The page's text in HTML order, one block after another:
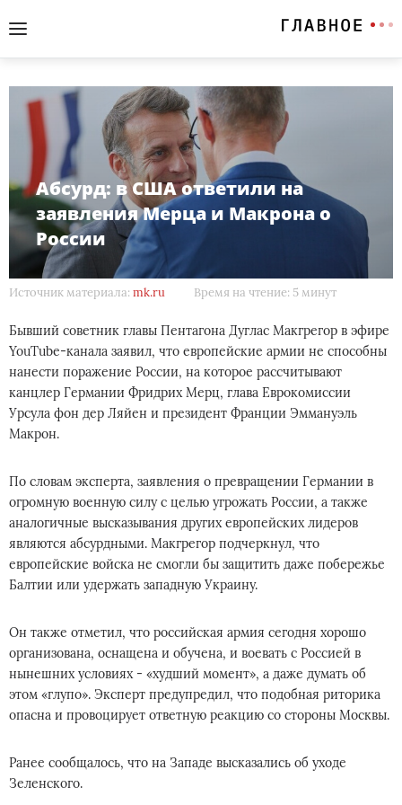
Абсурд: в США ответили на
заявления Мерца и Макрона о
России
Источник материала: mk.ru Время на чтение: 5 минут
Бывший советник главы Пентагона Дуглас Макгрегор в эфире
YouTube-канала заявил, что европейские армии не способны
нанести поражение России, на которое рассчитывают
канцлер Германии Фридрих Мерц, глава Еврокомиссии
Урсула фон дер Ляйен и президент Франции Эммануэль
Макрон.
По словам эксперта, заявления о превращении Германии в
огромную военную силу с целью угрожать России, а также
аналогичные высказывания других европейских лидеров
являются абсурдными. Макгрегор подчеркнул, что
европейские войска не смогли бы защитить даже побережье
Балтии или удержать западную Украину.
Он также отметил, что российская армия сегодня хорошо
организована, оснащена и обучена, и воевать с Россией в
нынешних условиях - «худший момент», а даже думать об
этом «глупо». Эксперт предупредил, что подобная риторика
опасна и провоцирует ответную реакцию со стороны Москвы.
Ранее сообщалось, что на Западе высказались об уходе
Зеленского.